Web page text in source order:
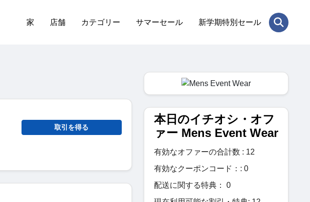
家 店舗 カテゴリー サマーセール 新学期特別セール
取引を得る
本日のイチオシ・オフ
ァー Mens Event Wear
有効なオファーの合計数 : 12
有効なクーポンコード：: 0
配送に関する特典： 0